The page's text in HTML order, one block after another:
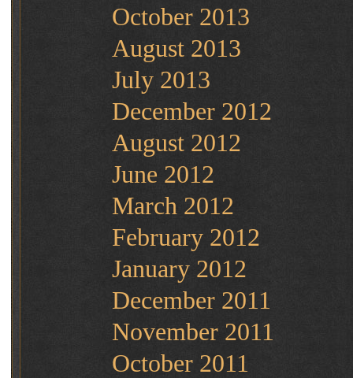
October 2013
August 2013
July 2013
December 2012
August 2012
June 2012
March 2012
February 2012
January 2012
December 2011
November 2011
October 2011